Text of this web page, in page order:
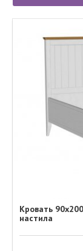
Кровать
настила